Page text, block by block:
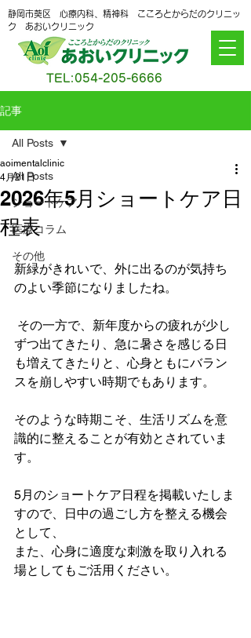
静岡市葵区 心療内科、精神科 こころとからだのクリニッ
ク あおいクリニック
TEL:054-205-6666
記事
All Posts
ショートケア
医療コラム
その他
All Posts
2026年5月ショートケア日
程表
aoimentalclinic
4月21日
新緑がきれいで、外に出るのが気持ち
のよい季節になりましたね。
ずつ出てきたり、急に暑さを感じる日
も増えてきたりと、心身ともにバラン
スを崩しやすい時期でもあります。
そのような時期こそ、生活リズムを意
識的に整えることが有効とされていま
す。
5月のショートケア日程を掲載いたしま
すので、日中の過ごし方を整える機会
として、
また、心身に適度な刺激を取り入れる
場としてもご活用ください。